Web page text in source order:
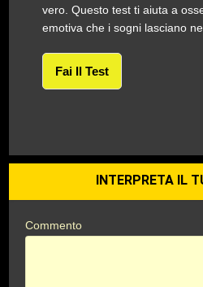
vero. Questo test ti aiuta a
emotiva che i sogni lasciano
Fai Il Test
INTERPRETA IL
Commento